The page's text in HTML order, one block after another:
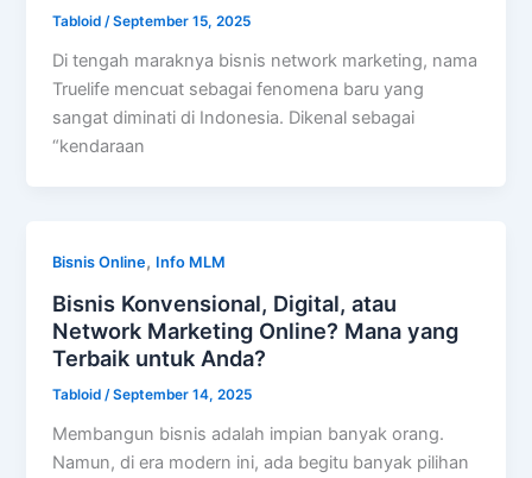
Tabloid/September 15, 2025
Di tengah maraknya bisnis network marketing, nama
Truelife mencuat sebagai fenomena baru yang
sangat diminati di Indonesia. Dikenal sebagai
“kendaraan
Bisnis Online, Info MLM
Bisnis Konvensional, Digital, atau
Network Marketing Online? Mana yang
Terbaik untuk Anda?
Tabloid /September 14, 2025
Membangun bisnis adalah impian banyak orang.
Namun, di era modern ini, ada begitu banyak pilihan